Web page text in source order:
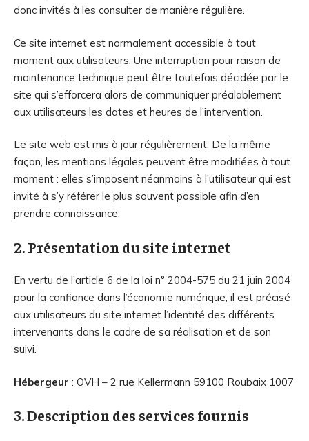
donc invités à les consulter de manière régulière.
Ce site internet est normalement accessible à tout
moment aux utilisateurs. Une interruption pour raison de
maintenance technique peut être toutefois décidée par le
site qui s’efforcera alors de communiquer préalablement
aux utilisateurs les dates et heures de l’intervention.
Le site web est mis à jour régulièrement. De la même
façon, les mentions légales peuvent être modifiées à tout
moment : elles s’imposent néanmoins à l’utilisateur qui est
invité à s’y référer le plus souvent possible afin d’en
prendre connaissance.
2. Présentation du site internet
En vertu de l’article 6 de la loi n° 2004-575 du 21 juin 2004
pour la confiance dans l’économie numérique, il est précisé
aux utilisateurs du site internet l’identité des différents
intervenants dans le cadre de sa réalisation et de son
suivi.
Hébergeur : OVH – 2 rue Kellermann 59100 Roubaix 1007
3. Description des services fournis